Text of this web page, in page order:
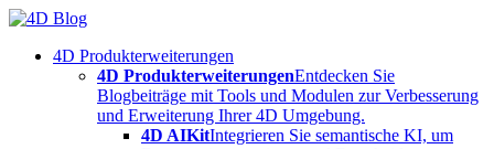
Skip
content4D Produkterweiterungen
4D ProdukterweiterungenEntdecken Sie
Blogbeiträge mit Tools und Modulen zur Verbesserung
und Erweiterung Ihrer 4D Umgebung.
4D AIKitIntegrieren Sie semantische KI, um